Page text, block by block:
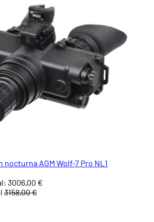
nocturna AGM Wolf-7 Pro NL1
3006,00 €
3158,00 €